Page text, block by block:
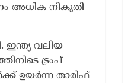
അധിക നികുതി
ഇന്ത്യ വലിയ
ട്രംപ്
ഉയർന്ന താരിഫ്